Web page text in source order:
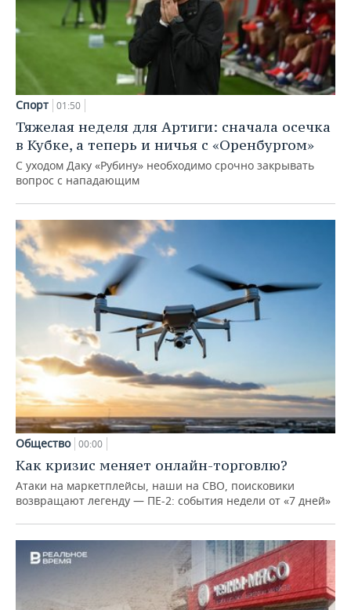
Спорт 01:50
Тяжелая неделя для Артиги: сначала осечка
в Кубке, а теперь и ничья с «Оренбургом»
С уходом Даку «Рубину» необходимо срочно закрывать
вопрос с нападающим
Общество 00:00
Как кризис меняет онлайн-торговлю?
Атаки на маркетплейсы, наши на СВО, поисковики
возвращают легенду — ПЕ-2: события недели от «7 дней»